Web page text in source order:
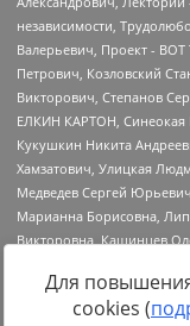
Для
cookies (